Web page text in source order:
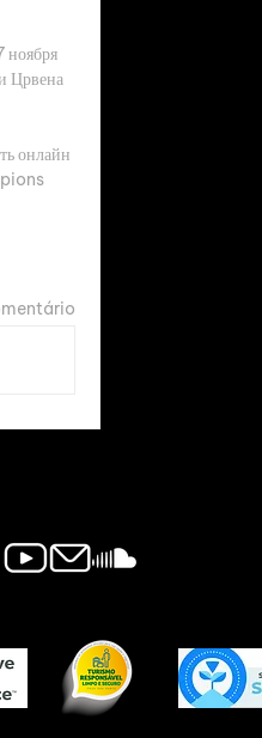
ноября
Црвена
онлайн